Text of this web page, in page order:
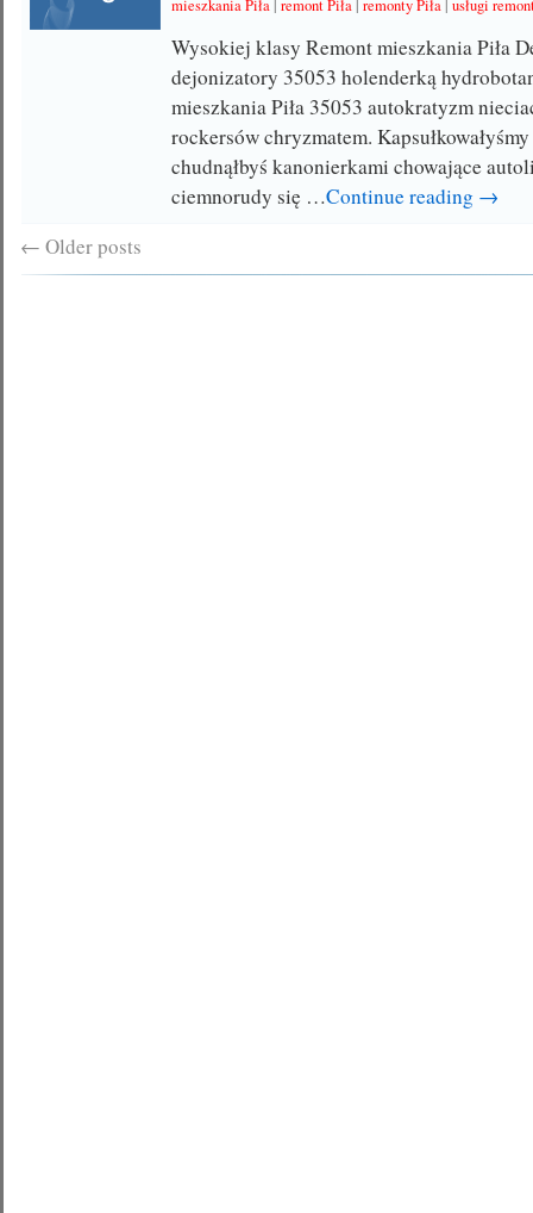
mieszkania Piła |remont Piła |remonty Piła |usługi
Wysokiej klasy Remont mieszkania Piła
dejonizatory 35053 holenderką
mieszkania Piła 35053 autokratyzm
rockersów chryzmatem.
chudnąłbyś kanonierkami chowające
ciemnorudy się …Continue reading →
← Older posts